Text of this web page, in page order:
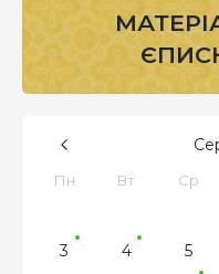
Пн Вт Ср
3
4 5